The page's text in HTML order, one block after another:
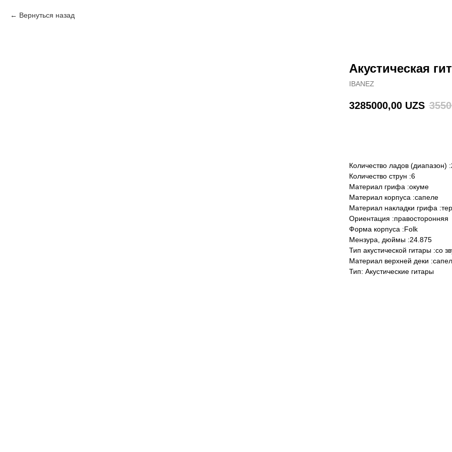
Вернуться назад
Акустическая
IBANEZ
3285000,00 UZS
Количество ладов (диапазон)
Количество струн :6
Материал грифа :окуме
Материал корпуса :сапеле
Материал накладки грифа
Ориентация :правосторонняя
Форма корпуса :Folk
Мензура, дюймы :24.875
Тип акустической гитары :со
Материал верхней деки
Тип: Акустические гитары